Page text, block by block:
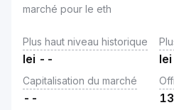
marché pour le eth
Plus haut niveau historique
lei -- lei
Capitalisation du marché
--